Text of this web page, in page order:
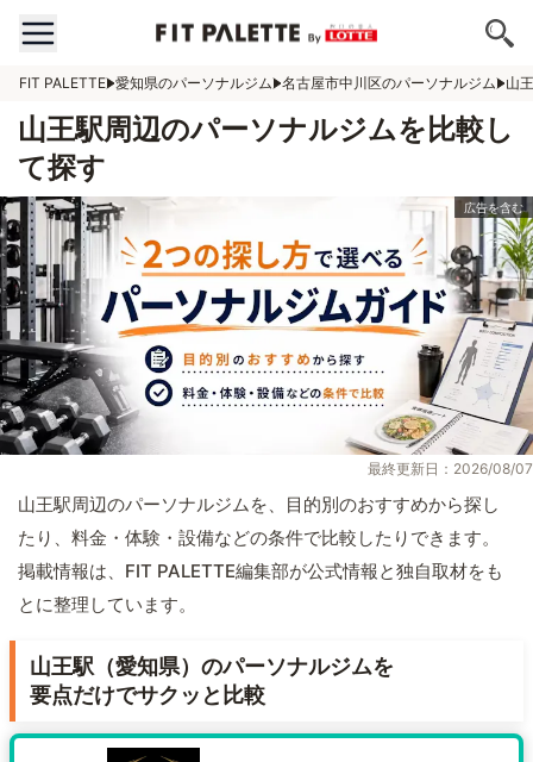
FIT PALETTE 愛知県のパーソナルジム 名古屋市中川区のパーソナルジム 山
山王駅周辺のパーソナルジムを比較し
て探す
最終更新日：2026/08/07
山王駅周辺のパーソナルジムを、目的別のおすすめから探し
たり、料金・体験・設備などの条件で比較したりできます。
掲載情報は、FIT PALETTE編集部が公式情報と独自取材をも
とに整理しています。
山王駅（愛知県）のパーソナルジムを
要点だけでサクッと比較